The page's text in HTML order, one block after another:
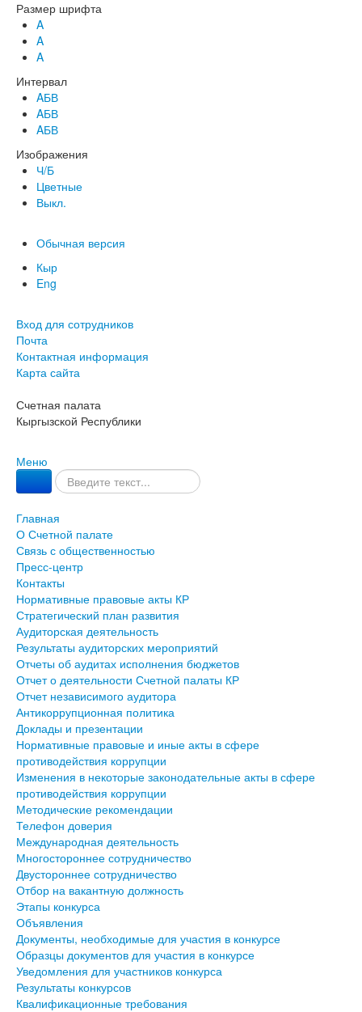
Размер шрифта
A
A
A
Интервал
AБВ
AБВ
AБВ
Изображения
Ч/Б
Цветные
Выкл.
Обычная версия
Кыр
Eng
Вход для сотрудников
Почта
Контактная информация
Карта сайта
Счетная палата
Кыргызской Республики
Меню
Главная
О Счетной палате
Связь с общественностью
Пресс-центр
Контакты
Нормативные правовые акты КР
Стратегический план развития
Аудиторская деятельность
Результаты аудиторских мероприятий
Отчеты об аудитах исполнения бюджетов
Отчет о деятельности Счетной палаты КР
Отчет независимого аудитора
Антикоррупционная политика
Доклады и презентации
Нормативные правовые и иные акты в сфере
противодействия коррупции
Изменения в некоторые законодательные акты в сфере
противодействия коррупции
Методические рекомендации
Телефон доверия
Международная деятельность
Многостороннее сотрудничество
Двустороннее сотрудничество
Отбор на вакантную должность
Этапы конкурса
Объявления
Документы, необходимые для участия в конкурсе
Образцы документов для участия в конкурсе
Уведомления для участников конкурса
Результаты конкурсов
Квалификационные требования